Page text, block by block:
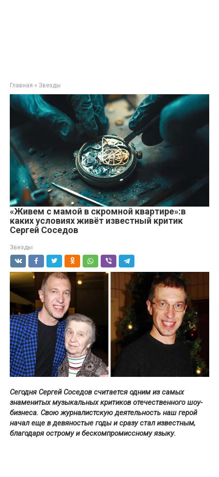
Главная » Звезды
«Живем с мамой в скромной квартире»:в
каких условиях живёт известный критик
Сергей Соседов
Звезды
Сегодня Сергей Соседов считается одним из самых
знаменитых музыкальных критиков отечественного шоу-
бизнеса. Свою журналистскую деятельность наш герой
начал еще в девяностые годы и сразу стал известным,
благодаря острому и бескомпромиссному языку.